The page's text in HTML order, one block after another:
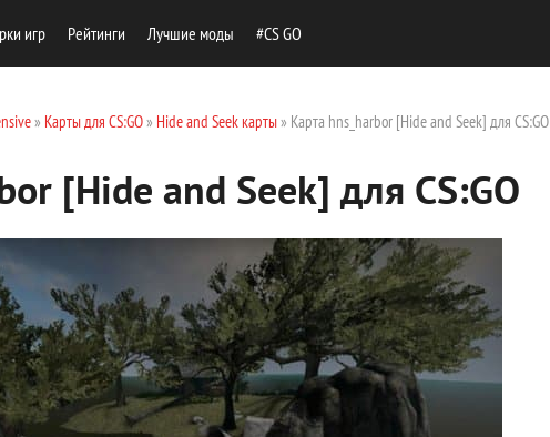
игр Рейтинги Лучшие моды #CS GO
» Карты для CS:GO» Hide and Seek карты» Карта hns_harbor [Hide and Seek] для CS:GO
[Hide and Seek] для CS:GO